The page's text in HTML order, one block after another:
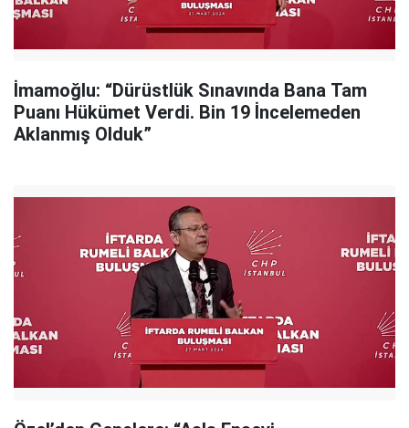
İmamoğlu: “Dürüstlük Sınavında Bana Tam
Puanı Hükümet Verdi. Bin 19 İncelemeden
Aklanmış Olduk”